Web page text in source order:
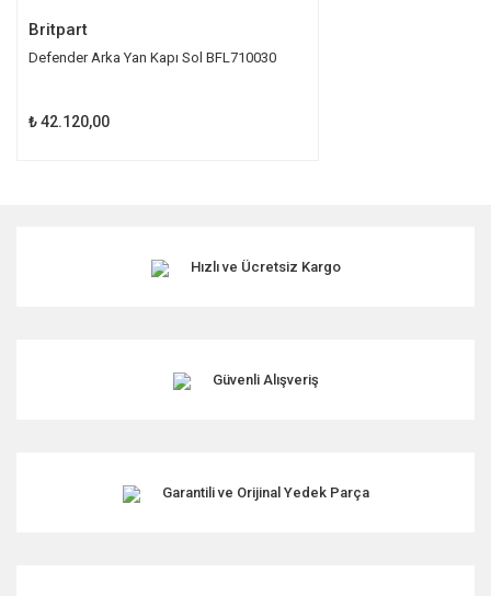
Britpart
Defender Arka Yan Kapı Sol BFL710030
₺ 42.120,00
Hızlı ve Ücretsiz Kargo
Güvenli Alışveriş
Garantili ve Orijinal Yedek Parça